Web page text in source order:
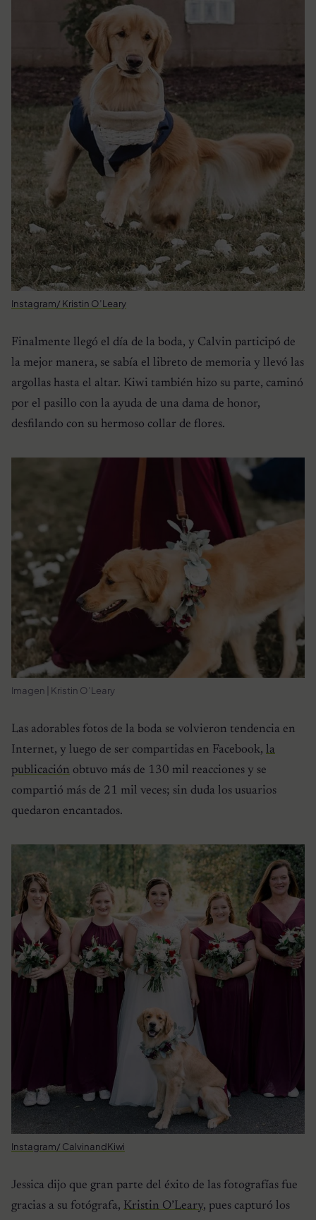
Instagram/ Kristin O’Leary
Finalmente llegó el día de la boda, y Calvin participó de
la mejor manera, se sabía el libreto de memoria y llevó las
argollas hasta el altar. Kiwi también hizo su parte, caminó
por el pasillo con la ayuda de una dama de honor,
desfilando con su hermoso collar de flores.
Imagen | Kristin O’Leary
Las adorables fotos de la boda se volvieron tendencia en
Internet, y luego de ser compartidas en Facebook, la
publicación obtuvo más de 130 mil reacciones y se
compartió más de 21 mil veces; sin duda los usuarios
quedaron encantados.
Instagram/ CalvinandKiwi
Jessica dijo que gran parte del éxito de las fotografías fue
gracias a su fotógrafa, Kristin O’Leary, pues capturó los